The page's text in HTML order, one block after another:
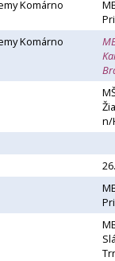
Komárno
Komárno
n/